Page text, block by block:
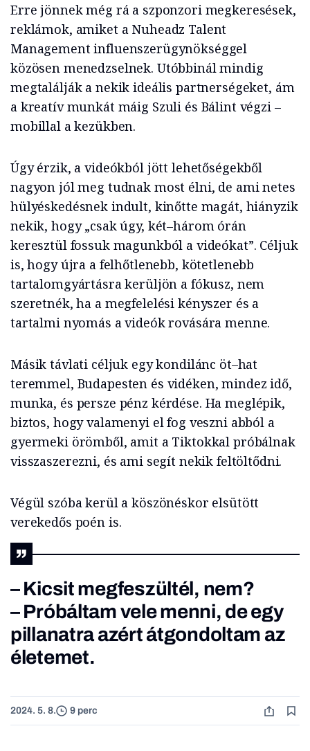
Erre jönnek még rá a szponzori megkeresések,
reklámok, amiket a Nuheadz Talent
Management influenszerügynökséggel
közösen menedzselnek. Utóbbinál mindig
megtalálják a nekik ideális partnerségeket, ám
a kreatív munkát máig Szuli és Bálint végzi –
mobillal a kezükben.
Úgy érzik, a videókból jött lehetőségekből
nagyon jól meg tudnak most élni, de ami netes
hülyéskedésnek indult, kinőtte magát, hiányzik
nekik, hogy „csak úgy, két–három órán
keresztül fossuk magunkból a videókat”. Céljuk
is, hogy újra a felhőtlenebb, kötetlenebb
tartalomgyártásra kerüljön a fókusz, nem
szeretnék, ha a megfelelési kényszer és a
tartalmi nyomás a videók rovására menne.
Másik távlati céljuk egy kondilánc öt–hat
teremmel, Budapesten és vidéken, mindez idő,
munka, és persze pénz kérdése. Ha meglépik,
biztos, hogy valamenyi el fog veszni abból a
gyermeki örömből, amit a Tiktokkal próbálnak
visszaszerezni, és ami segít nekik feltöltődni.
Végül szóba kerül a köszönéskor elsütött
verekedős poén is.
– Kicsit megfeszültél, nem?
– Próbáltam vele menni, de egy
pillanatra azért átgondoltam az
életemet.
2024. 5. 8. 9 perc